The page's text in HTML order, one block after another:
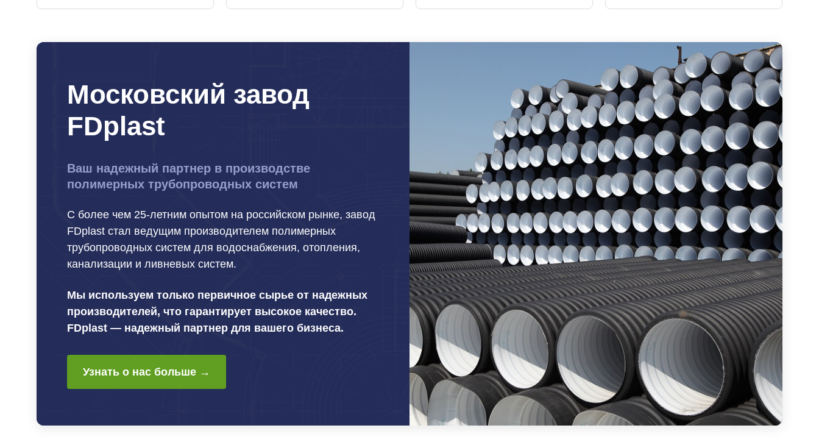
Московский завод
FDplast
Ваш надежный партнер в производстве
полимерных трубопроводных систем
С более чем 25-летним опытом на российском рынке, завод
FDplast стал ведущим производителем полимерных
трубопроводных систем для водоснабжения, отопления,
канализации и ливневых систем.
Мы используем только первичное сырье от надежных
производителей, что гарантирует высокое качество.
FDplast — надежный партнер для вашего бизнеса.
Узнать о нас больше →